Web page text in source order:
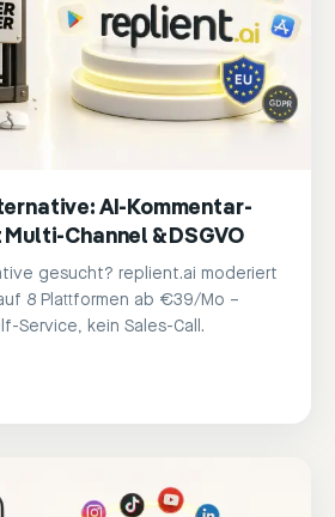
AI-Kommentar-
Channel & DSGVO
gesucht? replient.ai moderiert
8 Plattformen ab €39/Mo –
Service, kein Sales-Call.